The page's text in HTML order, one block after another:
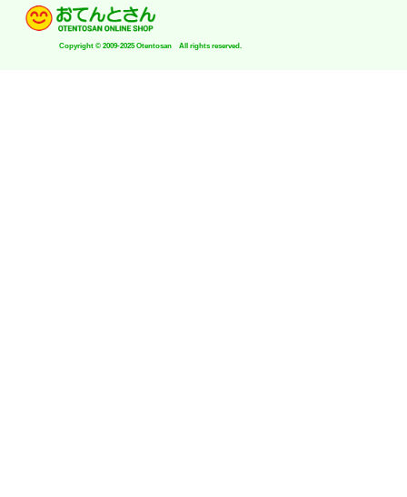
Copyright © 2009-2025 Otentosan All rights reserved.